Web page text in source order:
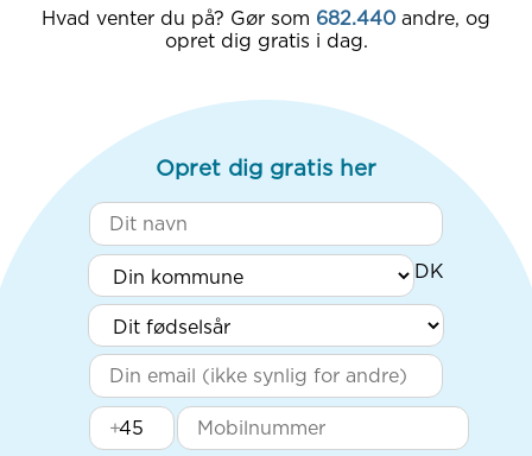
Hvad venter du på? Gør som 682.440 andre, og
opret dig gratis i dag.
Opret dig gratis her
+